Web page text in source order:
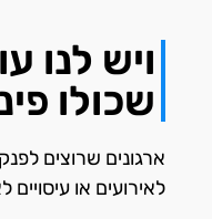
ויש
שכולו
ארגונים שרוצים
לאירועים או